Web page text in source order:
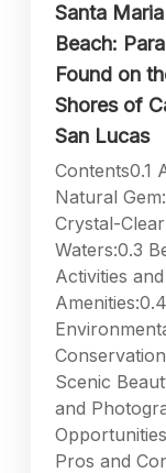
Santa Maria
Beach:
Found on
Shores of
San Lucas
Contents0.1
Natural
Crystal-Clear
Waters:0.3
Activities and
Amenities:0.4
Scenic
and
Pros and